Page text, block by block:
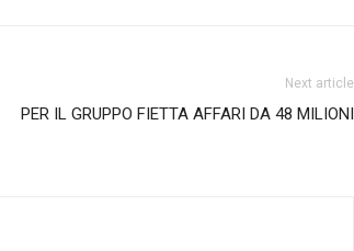
Next article
PER IL GRUPPO FIETTA AFFARI DA 48 MILIONI